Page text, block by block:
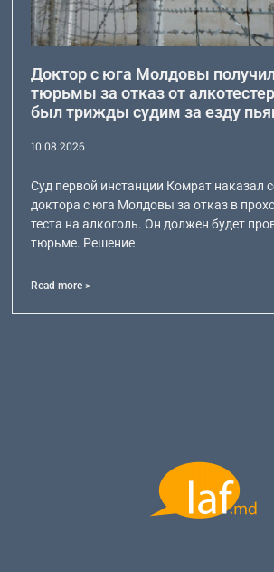
Доктор с юга Молдовы
тюрьмы за отказ от
был трижды судим за езду
10.08.2026
Суд первой инстанции Комрат наказал
доктора с юга Молдовы за отказ в
теста на алкоголь. Он должен будет
тюрьме. Решение
Read more >